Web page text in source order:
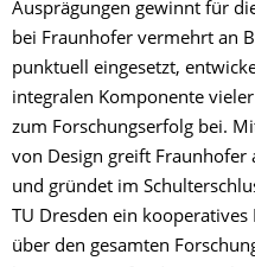
Ausprägungen gewinnt für
bei Fraunhofer vermehrt an
punktuell eingesetzt,
integralen Komponente
zum Forschungserfolg bei.
von Design greift Fraunhofer
und gründet im
TU Dresden ein
über den gesamten